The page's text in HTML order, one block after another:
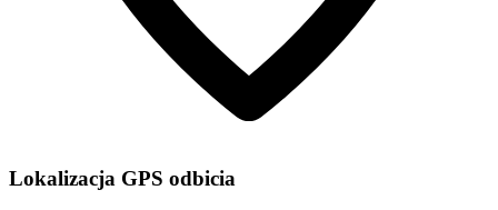
Lokalizacja GPS odbicia